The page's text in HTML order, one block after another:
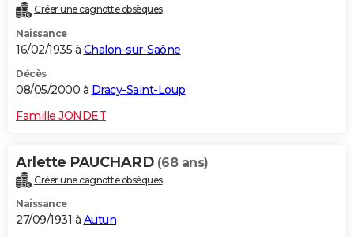
Créer une cagnotte obsèques
Naissance
16/02/1935 à Chalon-sur-Saône
Décès
08/05/2000 à Dracy-Saint-Loup
Famille JONDET
Arlette PAUCHARD (68 ans)
Créer une cagnotte obsèques
Naissance
27/09/1931 à Autun